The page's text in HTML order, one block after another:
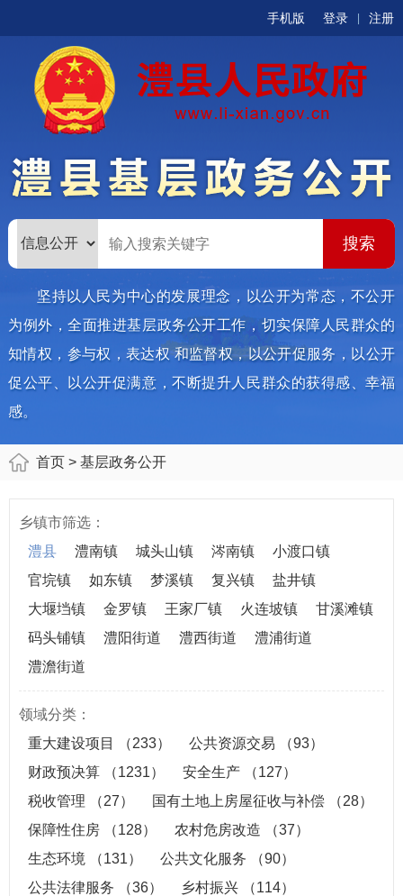
手机版 登录 注册
坚持以人民为中心的发展理念，以公开为常态，不公开
为例外，全面推进基层政务公开工作，切实保障人民群众的
知情权，参与权，表达权 和监督权，以公开促服务，以公开
促公平、以公开促满意，不断提升人民群众的获得感、幸福
感。
首页 > 基层政务公开
乡镇市筛选：
澧县
澧南镇 城头山镇 涔南镇
小渡口镇
官垸镇
如东镇 梦溪镇 复兴镇
盐井镇
大堰垱镇
金罗镇 王家厂镇 火连坡镇
甘溪滩镇
码头铺镇
澧阳街道 澧西街道
澧浦街道
澧澹街道
领域分类：
重大建设项目
（233） 公共资源交易
（93）
财政预决算
（1231） 安全生产
（127）
税收管理
（27） 国有土地上房屋征收与补偿
（28）
保障性住房
（128） 农村危房改造
（37）
生态环境
（131） 公共文化服务
（90）
公共法律服务
（36） 乡村振兴
（114）